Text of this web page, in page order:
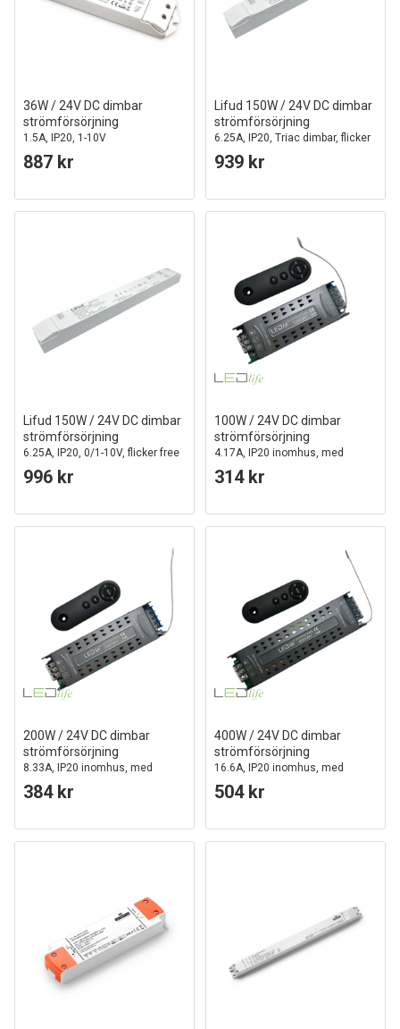
36W / 24V DC dimbar
strömförsörjning
1.5A, IP20, 1-10V
887 kr
Lifud 150W / 24V DC dimbar
strömförsörjning
6.25A, IP20, Triac dimbar, flicker
free
939 kr
Lifud 150W / 24V DC dimbar
strömförsörjning
6.25A, IP20, 0/1-10V, flicker free
996 kr
100W / 24V DC dimbar
strömförsörjning
4.17A, IP20 inomhus, med
fjärrkontroll, flimmerfri
314 kr
200W / 24V DC dimbar
strömförsörjning
8.33A, IP20 inomhus, med
fjärrkontroll, flimmerfri
384 kr
400W / 24V DC dimbar
strömförsörjning
16.6A, IP20 inomhus, med
fjärrkontroll
504 kr